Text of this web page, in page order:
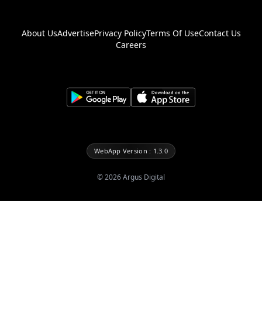
About UsAdvertisePrivacy PolicyTerms Of UseContact Us
Careers
WebApp Version : 1.3.0
©2026Argus Digital